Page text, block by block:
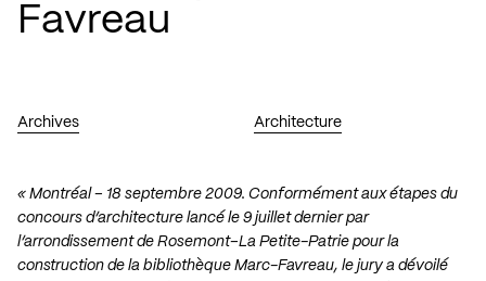
Favreau
Archives Architecture
« Montréal – 18 septembre 2009. Conformément aux étapes du
concours d’architecture lancé le 9 juillet dernier par
l’arrondissement de Rosemont–La Petite-Patrie pour la
construction de la bibliothèque Marc-Favreau, le jury a dévoilé